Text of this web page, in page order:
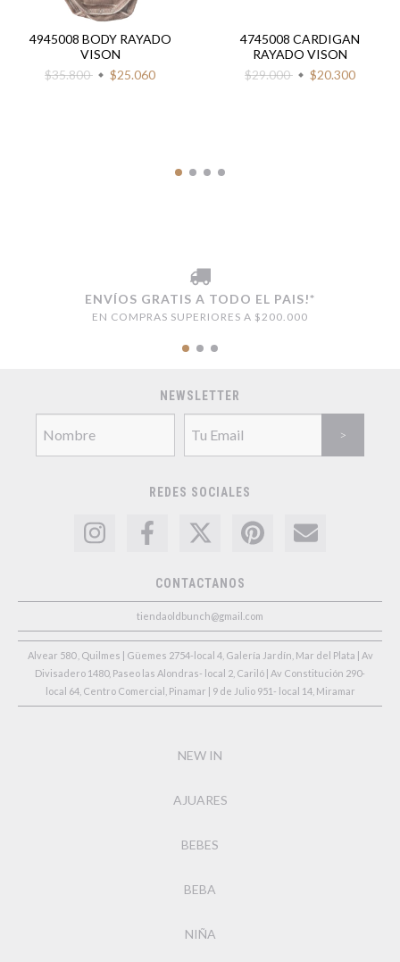
4945008 BODY RAYADO
VISON
$35.800
$25.060
4745008 CARDIGAN
RAYADO VISON
$29.000
$20.300
ENVÍOS GRATIS A TODO EL PAIS!*
EN COMPRAS SUPERIORES A $200.000
NEWSLETTER
REDES SOCIALES
CONTACTANOS
tiendaoldbunch@gmail.com
Alvear 580 , Quilmes | Güemes 2754-local 4, Galería Jardín, Mar del Plata | Av
Divisadero 1480, Paseo las Alondras- local 2, Cariló | Av Constitución 290-
local 64, Centro Comercial, Pinamar | 9 de Julio 951- local 14, Miramar
NEW IN
AJUARES
BEBES
BEBA
NIÑA